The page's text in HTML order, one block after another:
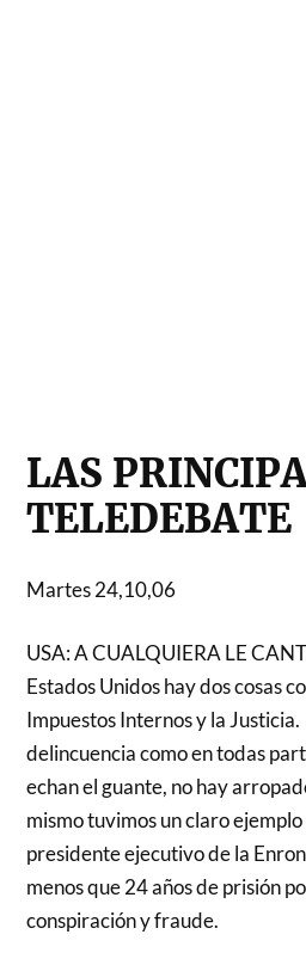
LAS
TELEDEBATE
Martes 24,10,06
USA: A CUALQUIERA LE
Estados Unidos hay dos cosas
Impuestos Internos y la
delincuencia como en todas
echan el guante, no hay
mismo tuvimos un claro
presidente ejecutivo de la
menos que 24 años de prisión
conspiración y fraude.